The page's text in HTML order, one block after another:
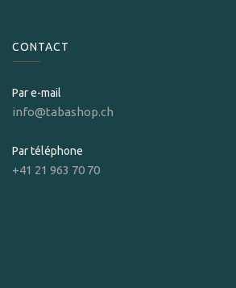
CONTACT
Par e-mail
info@tabashop.ch
Par téléphone
+41 21 963 70 70